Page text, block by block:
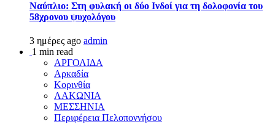
Ναύπλιο: Στη φυλακή οι δύο Ινδοί για τη δολοφονία του
58χρονου ψυχολόγου
3 ημέρες ago admin
1 min read
ΑΡΓΟΛΙΔΑ
Αρκαδία
Κορινθία
ΛΑΚΩΝΙΑ
ΜΕΣΣΗΝΙΑ
Περιφέρεια Πελοποννήσου